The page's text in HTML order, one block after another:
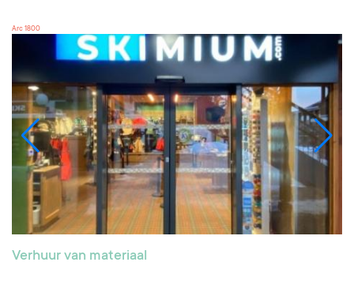
Arc 1800
Verhuur van materiaal